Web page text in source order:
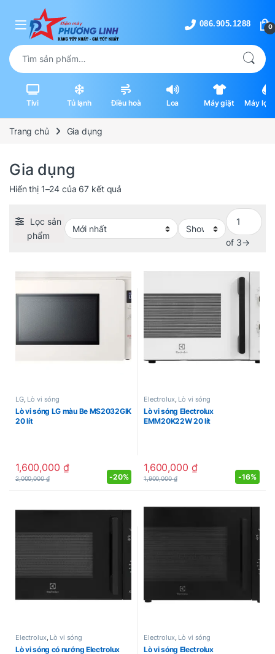
Skip to navigation
Skip to content
0
Tìm kiếm:
Tivi Tủ lạnh Điều hoà Loa Máy giặt
Máy lọc
Trang chủ Gia dụng
Gia dụng
Hiển thị 1–24 của 67 kết quả
Lọc sản
phẩm
of 3→
LG, Lò vi sóng
Lò vi sóng LG màu Be MS2032GIK
20 lít
1,600,000 ₫
2,000,000₫ -20%
Electrolux, Lò vi sóng
Lò vi sóng Electrolux
EMM20K22W 20 lít
1,600,000 ₫
1,900,000₫ -16%
Electrolux, Lò vi sóng
Lò vi sóng có nướng Electrolux
Electrolux, Lò vi sóng
Lò vi sóng Electrolux